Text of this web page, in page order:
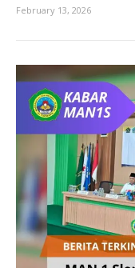
February 13, 2026